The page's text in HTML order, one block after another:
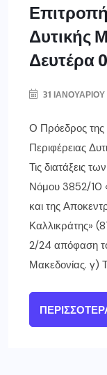
Δυτικής
Δευτέρα
31 ΙΑΝΟΥΑΡΊΟΥ
Ο Πρόεδρος της
Περιφέρειας
Τις διατάξεις
Νόμου 3852/10
και της
Καλλικράτης»
2/24 απόφαση
Μακεδονίας.